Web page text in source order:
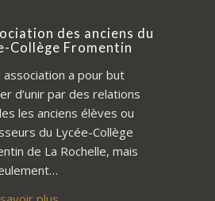
des anciens du
Collège Fromentin
a pour but
d’unir par des relations
les anciens élèves ou
du Lycée-Collège
de La Rochelle, mais